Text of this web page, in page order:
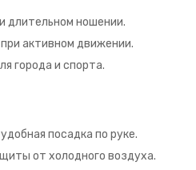
длительном ношении.
активном движении.
города и спорта.
посадка по руке.
от холодного воздуха.